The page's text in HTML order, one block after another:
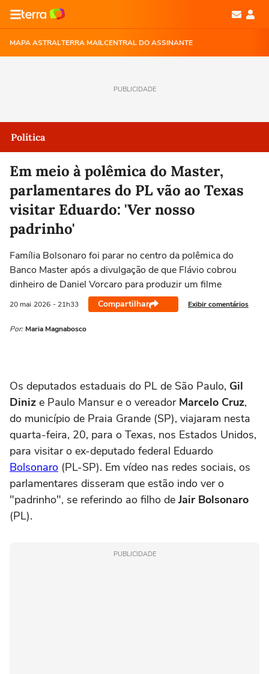
MAPA ASTRALTERRA MAILCENTRAL DO ASSINANTE
PUBLICIDADE
Política
Em meio à polêmica do Master,
parlamentares do PL vão ao Texas
visitar Eduardo: 'Ver nosso
padrinho'
Família Bolsonaro foi parar no centro da polêmica do
Banco Master após a divulgação de que Flávio cobrou
dinheiro de Daniel Vorcaro para produzir um filme
20 mai 2026 - 21h33 Compartilhar Exibir comentários
Por: Maria Magnabosco
Os deputados estaduais do PL de São Paulo, Gil
Diniz e Paulo Mansur e o vereador Marcelo Cruz,
do município de Praia Grande (SP), viajaram nesta
quarta-feira, 20, para o Texas, nos Estados Unidos,
para visitar o ex-deputado federal Eduardo
Bolsonaro (PL-SP). Em vídeo nas redes sociais, os
parlamentares disseram que estão indo ver o
"padrinho", se referindo ao filho de Jair Bolsonaro
(PL).
PUBLICIDADE